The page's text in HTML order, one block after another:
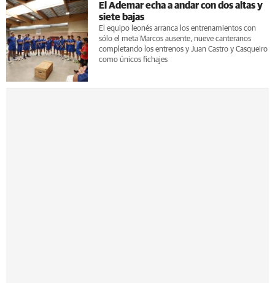
El Ademar echa a andar con dos altas y
siete bajas
El equipo leonés arranca los entrenamientos con
sólo el meta Marcos ausente, nueve canteranos
completando los entrenos y Juan Castro y Casqueiro
como únicos fichajes